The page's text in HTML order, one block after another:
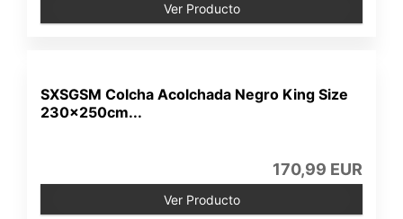
Ver Producto
SXSGSM Colcha Acolchada Negro King Size
230x250cm...
170,99 EUR
Ver Producto